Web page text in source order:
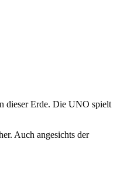
dieser Erde. Die UNO spielt
Auch angesichts der